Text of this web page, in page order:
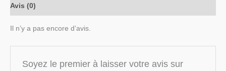
Avis (0)
Il n’y a pas encore d’avis.
Soyez le premier à laisser votre avis sur